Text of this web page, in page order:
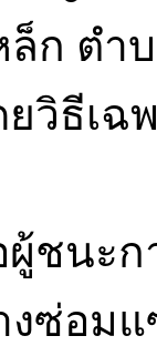
ล็ก ต
วิธีเฉ
ชนะก
งซ่อม